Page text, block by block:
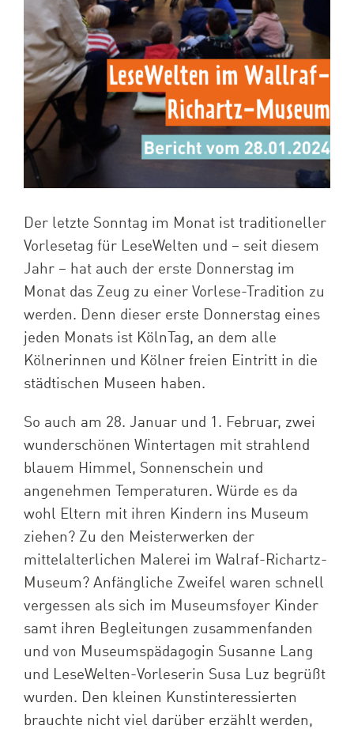
Der letzte Sonntag im Monat ist traditioneller
Vorlesetag für LeseWelten und – seit diesem
Jahr – hat auch der erste Donnerstag im
Monat das Zeug zu einer Vorlese-Tradition zu
werden. Denn dieser erste Donnerstag eines
jeden Monats ist KölnTag, an dem alle
Kölnerinnen und Kölner freien Eintritt in die
städtischen Museen haben.
So auch am 28. Januar und 1. Februar, zwei
wunderschönen Wintertagen mit strahlend
blauem Himmel, Sonnenschein und
angenehmen Temperaturen. Würde es da
wohl Eltern mit ihren Kindern ins Museum
ziehen? Zu den Meisterwerken der
mittelalterlichen Malerei im Walraf-Richartz-
Museum? Anfängliche Zweifel waren schnell
vergessen als sich im Museumsfoyer Kinder
samt ihren Begleitungen zusammenfanden
und von Museumspädagogin Susanne Lang
und LeseWelten-Vorleserin Susa Luz begrüßt
wurden. Den kleinen Kunstinteressierten
brauchte nicht viel darüber erzählt werden,